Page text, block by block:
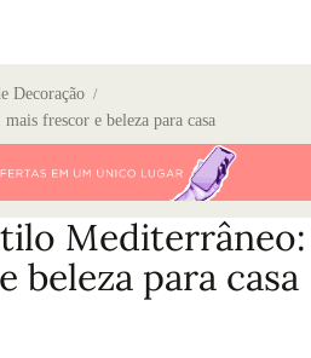
Decoração /
frescor e beleza para casa
Mediterrâneo:
beleza para casa